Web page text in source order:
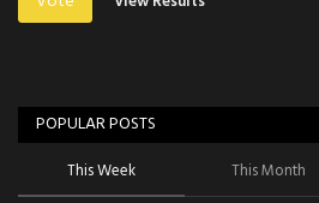
POPULAR POSTS
This Week This Month